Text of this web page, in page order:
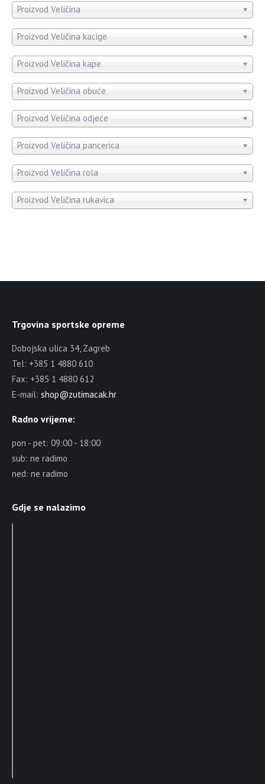
Proizvod Veličina
Proizvod Veličina kacige
Proizvod Veličina kape
Proizvod Veličina obuće
Proizvod Veličina odjeće
Proizvod Veličina pancerica
Proizvod Veličina rola
Proizvod Veličina rukavica
Trgovina sportske opreme
Dobojska ulica 34, Zagreb
Tel: +385 1 4880 610
Fax: +385 1 4880 612
E-mail: shop@zutimacak.hr
Radno vrijeme:
pon - pet: 09:00 - 18:00
sub: ne radimo
ned: ne radimo
Gdje se nalazimo